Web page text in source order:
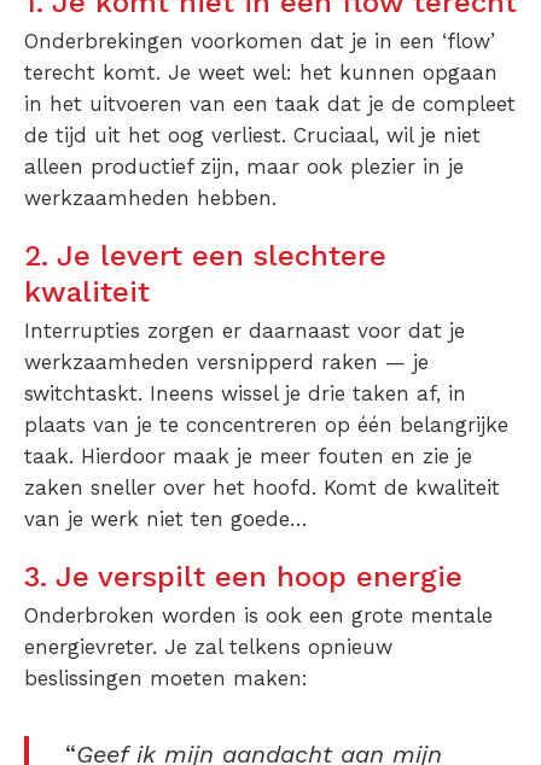
Onderbrekingen voorkomen dat je in een ‘flow’
terecht komt. Je weet wel: het kunnen opgaan
in het uitvoeren van een taak dat je de compleet
de tijd uit het oog verliest. Cruciaal, wil je niet
alleen productief zijn, maar ook plezier in je
werkzaamheden hebben.
2. Je levert een slechtere
kwaliteit
Interrupties zorgen er daarnaast voor dat je
werkzaamheden versnipperd raken — je
switchtaskt. Ineens wissel je drie taken af, in
plaats van je te concentreren op één belangrijke
taak. Hierdoor maak je meer fouten en zie je
zaken sneller over het hoofd. Komt de kwaliteit
van je werk niet ten goede…
3. Je verspilt een hoop energie
Onderbroken worden is ook een grote mentale
energievreter. Je zal telkens opnieuw
beslissingen moeten maken:
“Geef ik mijn aandacht aan mijn